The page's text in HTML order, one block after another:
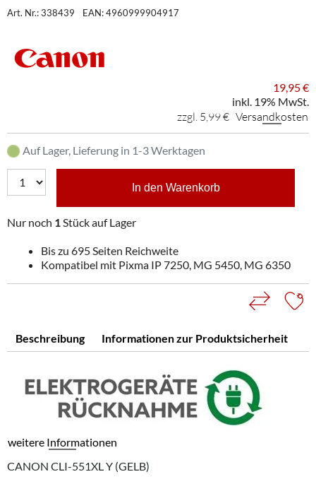
Art. Nr.: 338439 EAN: 4960999904917
19,95 €
inkl. 19% MwSt.
zzgl. 5,99 € Versandkosten
Auf Lager, Lieferung in 1-3 Werktagen
In den Warenkorb
Nur noch 1Stück auf Lager
Bis zu 695 Seiten Reichweite
Kompatibel mit Pixma IP 7250, MG 5450, MG 6350
Beschreibung Informationen zur Produktsicherheit
weitere Informationen
CANON CLI-551XL Y (GELB)